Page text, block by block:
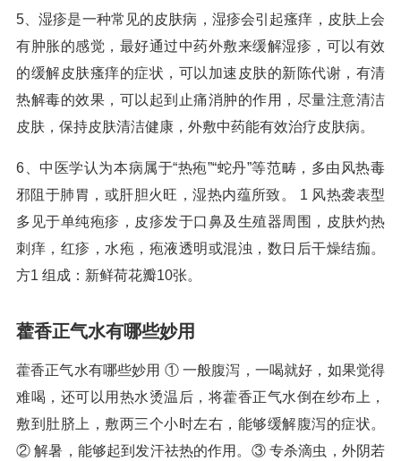
5、湿疹是一种常见的皮肤病，湿疹会引起瘙痒，皮肤上会
有肿胀的感觉，最好通过中药外敷来缓解湿疹，可以有效
的缓解皮肤瘙痒的症状，可以加速皮肤的新陈代谢，有清
热解毒的效果，可以起到止痛消肿的作用，尽量注意清洁
皮肤，保持皮肤清洁健康，外敷中药能有效治疗皮肤病。
6、中医学认为本病属于“热疱”“蛇丹”等范畴，多由风热毒
邪阻于肺胃，或肝胆火旺，湿热内蕴所致。 1 风热袭表型
多见于单纯疱疹，皮疹发于口鼻及生殖器周围，皮肤灼热
刺痒，红疹，水疱，疱液透明或混浊，数日后干燥结痂。
方1 组成：新鲜荷花瓣10张。
藿香正气水有哪些妙用
藿香正气水有哪些妙用 ① 一般腹泻，一喝就好，如果觉得
难喝，还可以用热水烫温后，将藿香正气水倒在纱布上，
敷到肚脐上，敷两三个小时左右，能够缓解腹泻的症状。
② 解暑，能够起到发汗祛热的作用。③ 专杀滴虫，外阴若